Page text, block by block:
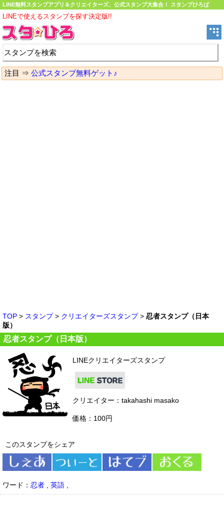
LINE無料スタンプアプリ＆クリエイターズ、公式スタンプ大集合！ スタンプひろば
LINEで使えるスタンプを探す決定版!!
注目 ⇒ 公式スタンプ無料ゲット♪
TOP > スタンプ> クリエイターズスタンプ> 忍者スタンプ（日本
版）
忍者スタンプ（日本版）
LINEクリエイターズスタンプ
クリエイター：takahashi masako
価格：100円
このスタンプをシェア
ワード： 忍者 英語